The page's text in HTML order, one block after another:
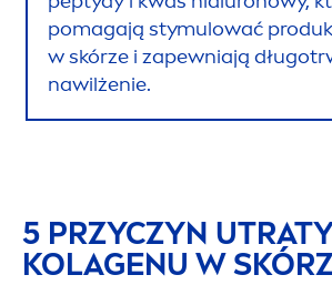
pomagają stymulować
w skórze i zapewniają
nawilżenie.
5 PRZYCZYN UTRATY
KOLAGENU W